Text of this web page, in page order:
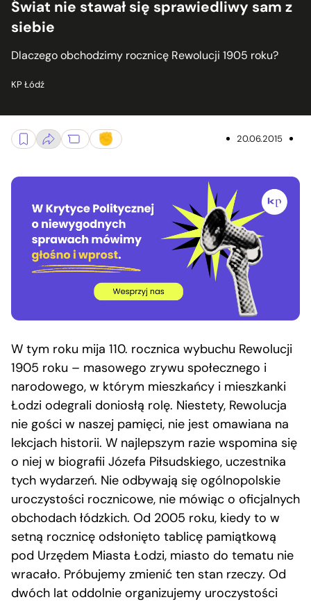
Świat nie stawał się sprawiedliwy sam z
siebie
Dlaczego obchodzimy rocznicę Rewolucji 1905 roku?
KP Łódź
20.06.2015
W tym roku mija 110. rocznica wybuchu Rewolucji
1905 roku – masowego zrywu społecznego i
narodowego, w którym mieszkańcy i mieszkanki
Łodzi odegrali doniosłą rolę. Niestety, Rewolucja
nie gości w naszej pamięci, nie jest omawiana na
lekcjach historii. W najlepszym razie wspomina się
o niej w biografii Józefa Piłsudskiego, uczestnika
tych wydarzeń. Nie odbywają się ogólnopolskie
uroczystości rocznicowe, nie mówiąc o oficjalnych
obchodach łódzkich. Od 2005 roku, kiedy to w
setną rocznicę odsłonięto tablicę pamiątkową
pod Urzędem Miasta Łodzi, miasto do tematu nie
wracało. Próbujemy zmienić ten stan rzeczy. Od
dwóch lat oddolnie organizujemy uroczystości